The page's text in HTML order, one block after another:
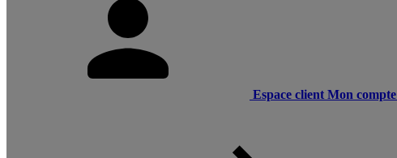
Espace client Mon compte